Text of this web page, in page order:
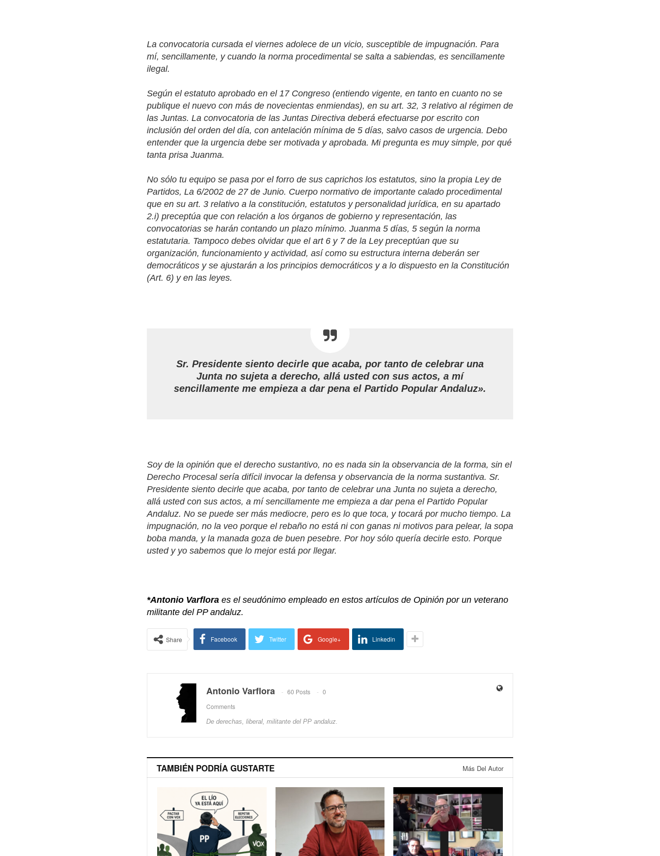
La convocatoria cursada el viernes adolece de un vicio, susceptible de impugnación. Para
mí, sencillamente, y cuando la norma procedimental se salta a sabiendas, es sencillamente
ilegal.
Según el estatuto aprobado en el 17 Congreso (entiendo vigente, en tanto en cuanto no se
publique el nuevo con más de novecientas enmiendas), en su art. 32, 3 relativo al régimen de
las Juntas. La convocatoria de las Juntas Directiva deberá efectuarse por escrito con
inclusión del orden del día, con antelación mínima de 5 días, salvo casos de urgencia. Debo
entender que la urgencia debe ser motivada y aprobada. Mi pregunta es muy simple, por qué
tanta prisa Juanma.
No sólo tu equipo se pasa por el forro de sus caprichos los estatutos, sino la propia Ley de
Partidos, La 6/2002 de 27 de Junio. Cuerpo normativo de importante calado procedimental
que en su art. 3 relativo a la constitución, estatutos y personalidad jurídica, en su apartado
2.i) preceptúa que con relación a los órganos de gobierno y representación, las
convocatorias se harán contando un plazo mínimo. Juanma 5 días, 5 según la norma
estatutaria. Tampoco debes olvidar que el art 6 y 7 de la Ley preceptúan que su
organización, funcionamiento y actividad, así como su estructura interna deberán ser
democráticos y se ajustarán a los principios democráticos y a lo dispuesto en la Constitución
(Art. 6) y en las leyes.
Sr. Presidente siento decirle que acaba, por tanto de celebrar una
Junta no sujeta a derecho, allá usted con sus actos, a mí
sencillamente me empieza a dar pena el Partido Popular Andaluz».
Soy de la opinión que el derecho sustantivo, no es nada sin la observancia de la forma, sin el
Derecho Procesal sería difícil invocar la defensa y observancia de la norma sustantiva. Sr.
Presidente siento decirle que acaba, por tanto de celebrar una Junta no sujeta a derecho,
allá usted con sus actos, a mí sencillamente me empieza a dar pena el Partido Popular
Andaluz. No se puede ser más mediocre, pero es lo que toca, y tocará por mucho tiempo. La
impugnación, no la veo porque el rebaño no está ni con ganas ni motivos para pelear, la sopa
boba manda, y la manada goza de buen pesebre. Por hoy sólo quería decirle esto. Porque
usted y yo sabemos que lo mejor está por llegar.
*Antonio Varfloraes el seudónimo empleado en estos artículos de Opinión por un veterano
militante del PP andaluz.
Share Facebook Twitter Google+ Linkedin
Antonio Varflora 60 Posts
0
Comments
De derechas, liberal, militante del PP andaluz.
TAMBIÉN PODRÍA GUSTARTE Más Del Autor